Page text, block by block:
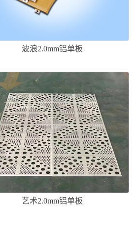
波浪2.0mm铝单板
艺术2.0mm铝单板